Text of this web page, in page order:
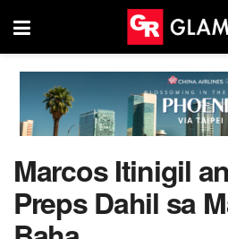
Marcos Itinigil
Preps Dahil sa